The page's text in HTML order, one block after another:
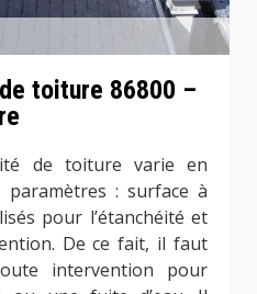
toiture 86800 –
de toiture varie en
: surface à
pour l’étanchéité et
De ce fait, il faut
intervention pour